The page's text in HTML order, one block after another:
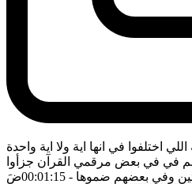
اختلفوا في انها اية ولا اية واحدة
في في بعض مرقمي القرآن جزأوا
وفي بعضهم ضموها - 00:01:15 ضَ